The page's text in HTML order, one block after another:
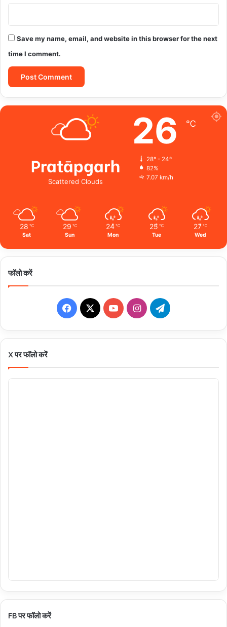
Save my name, email, and website in this browser for the next
time I comment.
Pratāpgarh
Scattered Clouds
26 ℃
28º - 24º
82%
7.07 km/h
28 ℃
Sat
29 ℃
Sun
24 ℃
Mon
25 ℃
Tue
27 ℃
Wed
फॉलो करें
Facebook
X YouTubeInstagramTelegram
X पर फॉलो करें
FB पर फॉलो करें